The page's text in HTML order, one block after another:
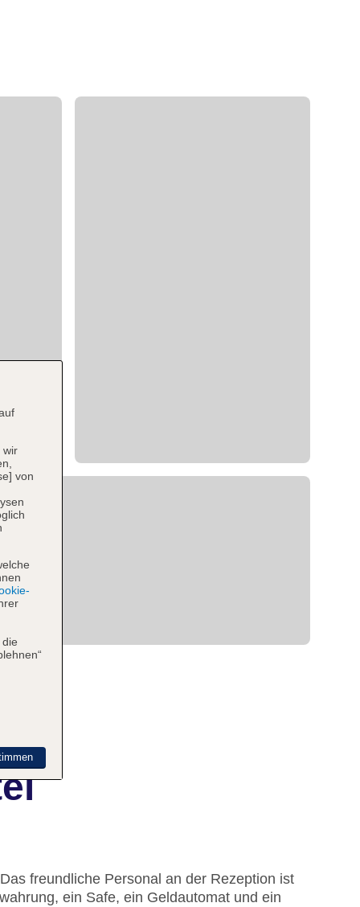
freundliche Personal an der Rezeption ist
ein Safe, ein Geldautomat und ein
wir
von